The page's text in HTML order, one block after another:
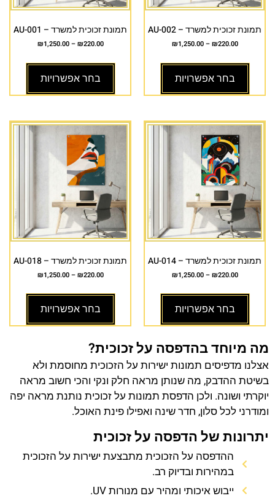
תמונת זכוכית למשרד – AU-002
₪220.00
–
₪1,250.00
בחר אפשרויות
תמונת זכוכית למשרד – AU-001
₪220.00
–
₪1,250.00
בחר אפשרויות
תמונת זכוכית למשרד – AU-014
₪220.00
–
₪1,250.00
בחר אפשרויות
תמונת זכוכית למשרד – AU-018
₪220.00
–
₪1,250.00
בחר אפשרויות
מה מיוחד בהדפסה על זכוכית?
אצלנו מדפיסים תמונות ישירות על הזכוכית מחוסמת ולא
בשיטת ההדבק, מה שנותן מראה חלק ונקי והכי חשוב מראה
יוקרתי ושונה. ולכן הדפסת תמונות על זכוכית נותנת מראה יפה
ומודרני לכל סלון, חדר שינה ואפילו פינת האוכל.
יתרונות של הדפסה על זכוכית
ההדפסה על הזכוכית מתבצעת ישירות על הזכוכית
במהירות ובדיוק רב.
ייבוש איכותי ומהיר עם מנורות UV.